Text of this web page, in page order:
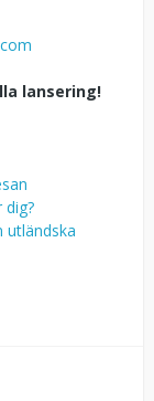
lansering!
dig?
utländska